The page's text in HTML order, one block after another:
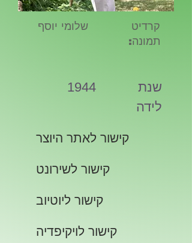
שלומי יוסף
קרדיט
תמונה:
1944
שנת
לידה
קישור לאתר היוצר
קישור לשירונט
קישור ליוטיוב
קישור לויקיפדיה